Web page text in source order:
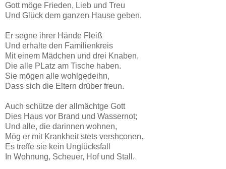
Gott möge Frieden, Lieb und Treu
Und Glück dem ganzen Hause geben.
Er segne ihrer Hände Fleiß
Und erhalte den Familienkreis
Mit einem Mädchen und drei Knaben,
Die alle PLatz am Tische haben.
Sie mögen alle wohlgedeihn,
Dass sich die Eltern drüber freun.
Auch schütze der allmächtge Gott
Dies Haus vor Brand und Wassernot;
Und alle, die darinnen wohnen,
Mög er mit Krankheit stets vershconen.
Es treffe sie kein Unglücksfall
In Wohnung, Scheuer, Hof und Stall.